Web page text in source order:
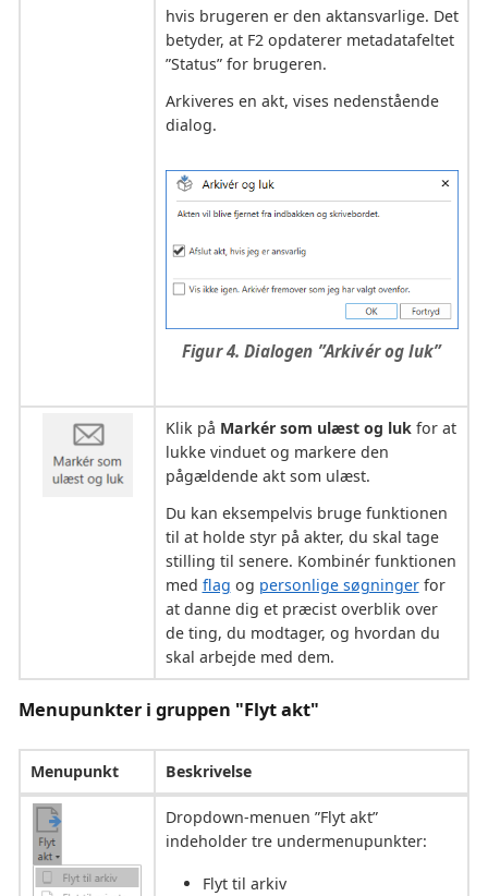
hvis brugeren er den aktansvarlige. Det
betyder, at F2 opdaterer metadatafeltet
”Status” for brugeren.
Arkiveres en akt, vises nedenstående
dialog.
Figur 4. Dialogen ”Arkivér og luk”
Klik på Markér som ulæst og lukfor at
lukke vinduet og markere den
pågældende akt som ulæst.
Du kan eksempelvis bruge funktionen
til at holde styr på akter, du skal tage
stilling til senere. Kombinér funktionen
med flag og personlige søgningerfor
at danne dig et præcist overblik over
de ting, du modtager, og hvordan du
skal arbejde med dem.
Menupunkter i gruppen "Flyt akt"
Menupunkt Beskrivelse
Dropdown-menuen ”Flyt akt”
indeholder tre undermenupunkter:
Flyt til arkiv